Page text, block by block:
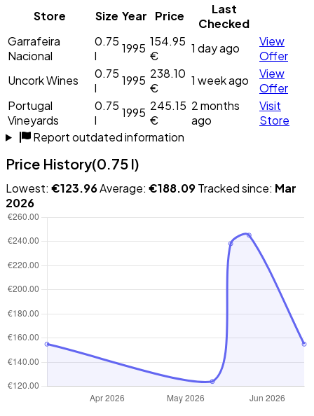
Store
Size Year Price
Last
Checked
Garrafeira
Nacional
0.75
l
1995 154.95
€
1 day ago
View
Offer
Uncork Wines
0.75
l
1995 238.10
€
1 week ago
View
Offer
Portugal
Vineyards
0.75
l
1995 245.15
€
2 months
ago
Visit
Store
Report outdated information
Price History(0.75 l)
Lowest: €123.96Average: €188.09Tracked since: Mar
2026